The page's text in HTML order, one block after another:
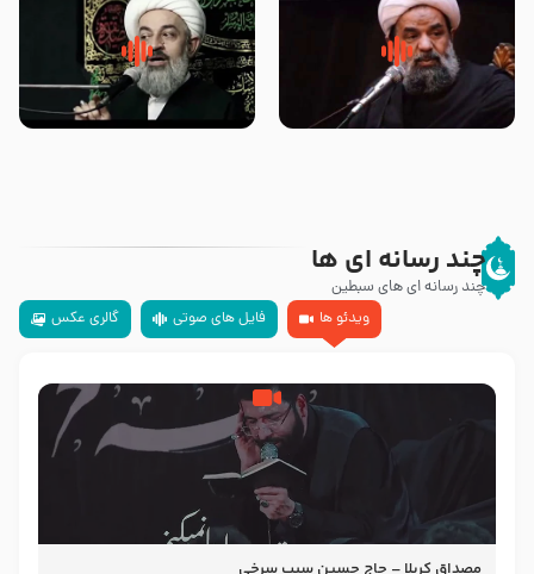
سلام جوانی که امام حسین علیه
السلام خودش جوابش را دادند
زیارتی که اسباب رزق زیاد و عمر
طولانی است حجت السلام حسین
چند رسانه ای ها
چند رسانه ای های سبطین
ویدئو ها
فایل های صوتی گالری عکس
مصداق کربلا – حاج حسین سیب سرخی